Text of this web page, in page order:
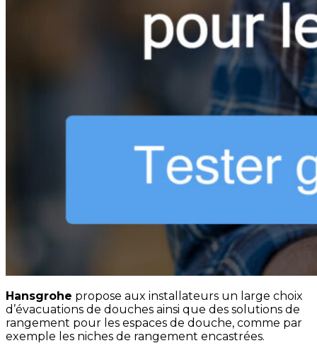
Hansgrohe propose aux installateurs un large choix
d’évacuations de douches ainsi que des solutions de
rangement pour les espaces de douche, comme par
exemple les niches de rangement encastrées.